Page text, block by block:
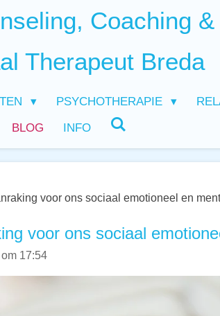
Coaching
Therapeut Breda
PSYCHOTHERAPIE
BLOG INFO
voor ons sociaal emotioneel en
voor ons sociaal
17:54